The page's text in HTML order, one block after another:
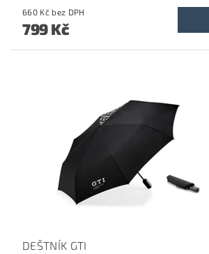
660 Kč bez DPH
799 Kč
DEŠTNÍK GTI